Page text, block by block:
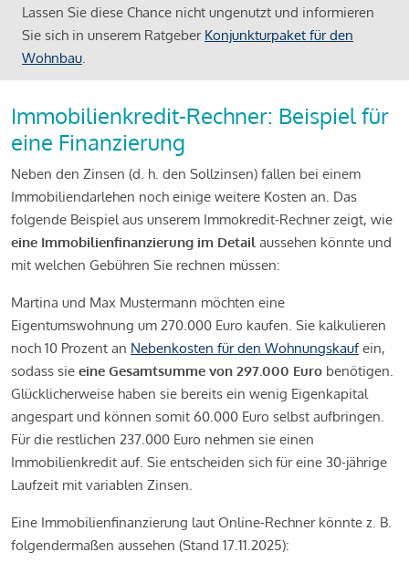
Lassen Sie diese Chance nicht ungenutzt und informieren
Sie sich in unserem Ratgeber Konjunkturpaket für den
Wohnbau.
Immobilienkredit-Rechner: Beispiel für
eine Finanzierung
Neben den Zinsen (d. h. den Sollzinsen) fallen bei einem
Immobiliendarlehen noch einige weitere Kosten an. Das
folgende Beispiel aus unserem Immokredit-Rechner zeigt, wie
eine Immobilienfinanzierung im Detail aussehen könnte und
mit welchen Gebühren Sie rechnen müssen:
Martina und Max Mustermann möchten eine
Eigentumswohnung um 270.000 Euro kaufen. Sie kalkulieren
noch 10 Prozent an Nebenkosten für den Wohnungskaufein,
sodass sie eine Gesamtsumme von 297.000 Euro benötigen.
Glücklicherweise haben sie bereits ein wenig Eigenkapital
angespart und können somit 60.000 Euro selbst aufbringen.
Für die restlichen 237.000 Euro nehmen sie einen
Immobilienkredit auf. Sie entscheiden sich für eine 30-jährige
Laufzeit mit variablen Zinsen.
Eine Immobilienfinanzierung laut Online-Rechner könnte z. B.
folgendermaßen aussehen (Stand 17.11.2025):